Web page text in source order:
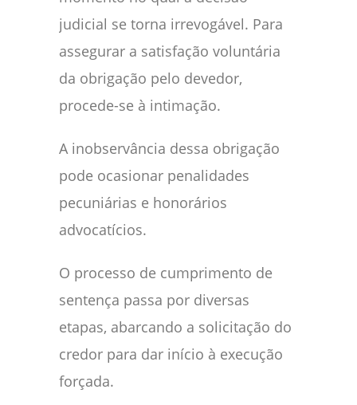
judicial se torna irrevogável. Para
assegurar a satisfação voluntária
da obrigação pelo devedor,
procede-se à intimação.
A inobservância dessa obrigação
pode ocasionar penalidades
pecuniárias e honorários
advocatícios.
O processo de cumprimento de
sentença passa por diversas
etapas, abarcando a solicitação do
credor para dar início à execução
forçada.